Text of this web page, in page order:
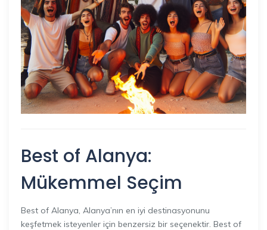
Best of Alanya:
Mükemmel Seçim
Best of Alanya, Alanya’nın en iyi destinasyonunu
keşfetmek isteyenler için benzersiz bir seçenektir. Best of